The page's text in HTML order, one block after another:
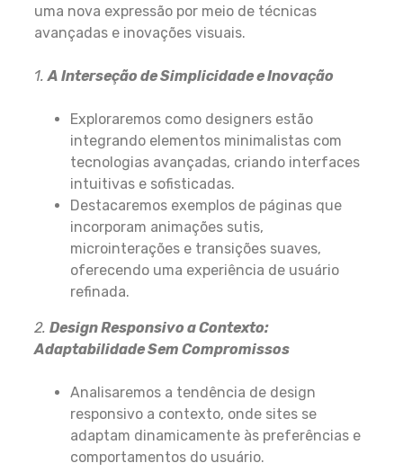
uma nova expressão por meio de técnicas
avançadas e inovações visuais.
1.A Interseção de Simplicidade e Inovação
Exploraremos como designers estão
integrando elementos minimalistas com
tecnologias avançadas, criando interfaces
intuitivas e sofisticadas.
Destacaremos exemplos de páginas que
incorporam animações sutis,
microinterações e transições suaves,
oferecendo uma experiência de usuário
refinada.
2. Design Responsivo a Contexto:
Adaptabilidade Sem Compromissos
Analisaremos a tendência de design
responsivo a contexto, onde sites se
adaptam dinamicamente às preferências e
comportamentos do usuário.